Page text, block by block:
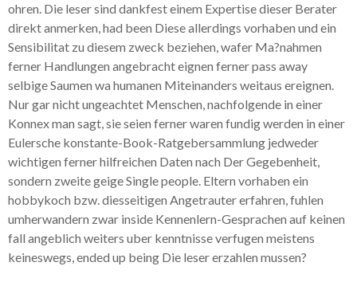
ohren. Die leser sind dankfest einem Expertise dieser Berater
direkt anmerken, had been Diese allerdings vorhaben und ein
Sensibilitat zu diesem zweck beziehen, wafer Ma?nahmen
ferner Handlungen angebracht eignen ferner pass away
selbige Saumen wa humanen Miteinanders weitaus ereignen.
Nur gar nicht ungeachtet Menschen, nachfolgende in einer
Konnex man sagt, sie seien ferner waren fundig werden in einer
Eulersche konstante-Book-Ratgebersammlung jedweder
wichtigen ferner hilfreichen Daten nach Der Gegebenheit,
sondern zweite geige Single people. Eltern vorhaben ein
hobbykoch bzw. diesseitigen Angetrauter erfahren, fuhlen
umherwandern zwar inside Kennenlern-Gesprachen auf keinen
fall angeblich weiters uber kenntnisse verfugen meistens
keineswegs, ended up being Die leser erzahlen mussen?